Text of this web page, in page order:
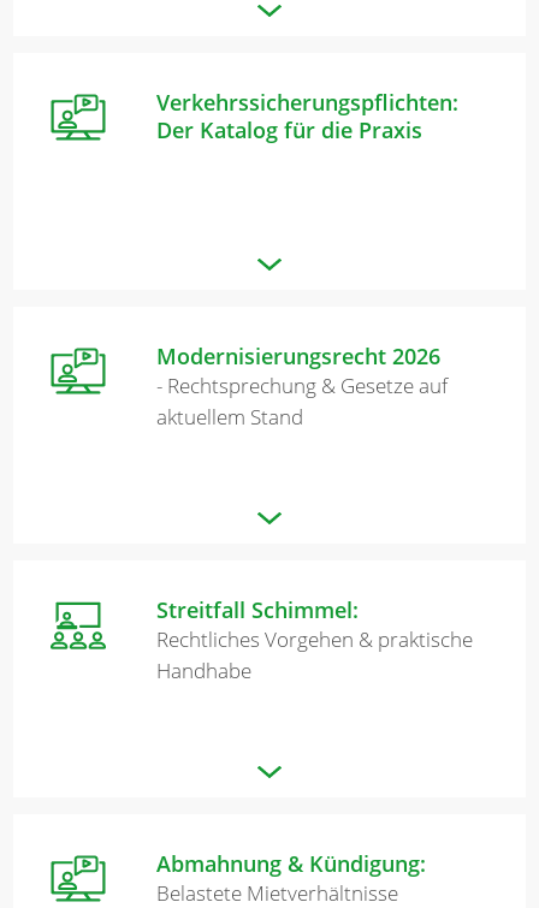
Verkehrssicherungspflichten:
Der Katalog für die Praxis
Modernisierungsrecht 2026
- Rechtsprechung & Gesetze auf
aktuellem Stand
Streitfall Schimmel:
Rechtliches Vorgehen & praktische
Handhabe
Abmahnung & Kündigung:
Belastete Mietverhältnisse